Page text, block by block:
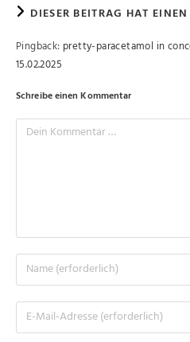
DIESER BEITRAG HAT
Pingback: pretty-paracetamol in
15.02.2025
Schreibe einen Kommentar